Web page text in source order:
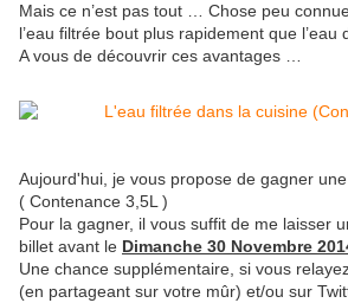
Mais ce n’est pas tout … Chose peu
l’eau filtrée bout plus rapidement que l’eau
A vous de découvrir ces avantages …
Aujourd'hui, je vous propose de gagner une
( Contenance 3,5L )
Pour la gagner, il vous suffit de me laisser
billet avant le Dimanche 30 Novembre
Une chance supplémentaire, si vous
(en partageant sur votre mûr) et/ou sur